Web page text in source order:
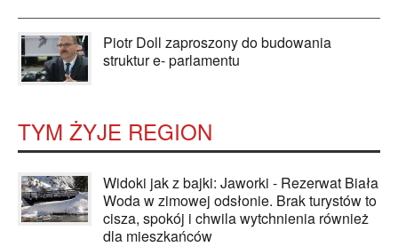
Piotr Doll zaproszony do budowania
struktur e- parlamentu
TYM ŻYJE REGION
Widoki jak z bajki: Jaworki - Rezerwat Biała
Woda w zimowej odsłonie. Brak turystów to
cisza, spokój i chwila wytchnienia również
dla mieszkańców